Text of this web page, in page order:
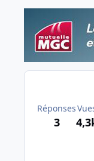
Réponses
3